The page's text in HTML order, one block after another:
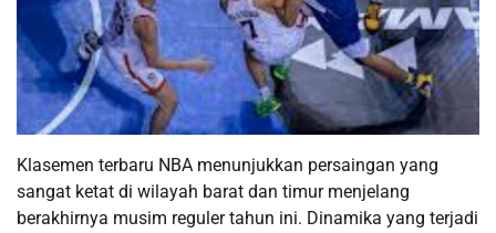
Klasemen terbaru NBA menunjukkan persaingan yang
sangat ketat di wilayah barat dan timur menjelang
berakhirnya musim reguler tahun ini. Dinamika yang terjadi